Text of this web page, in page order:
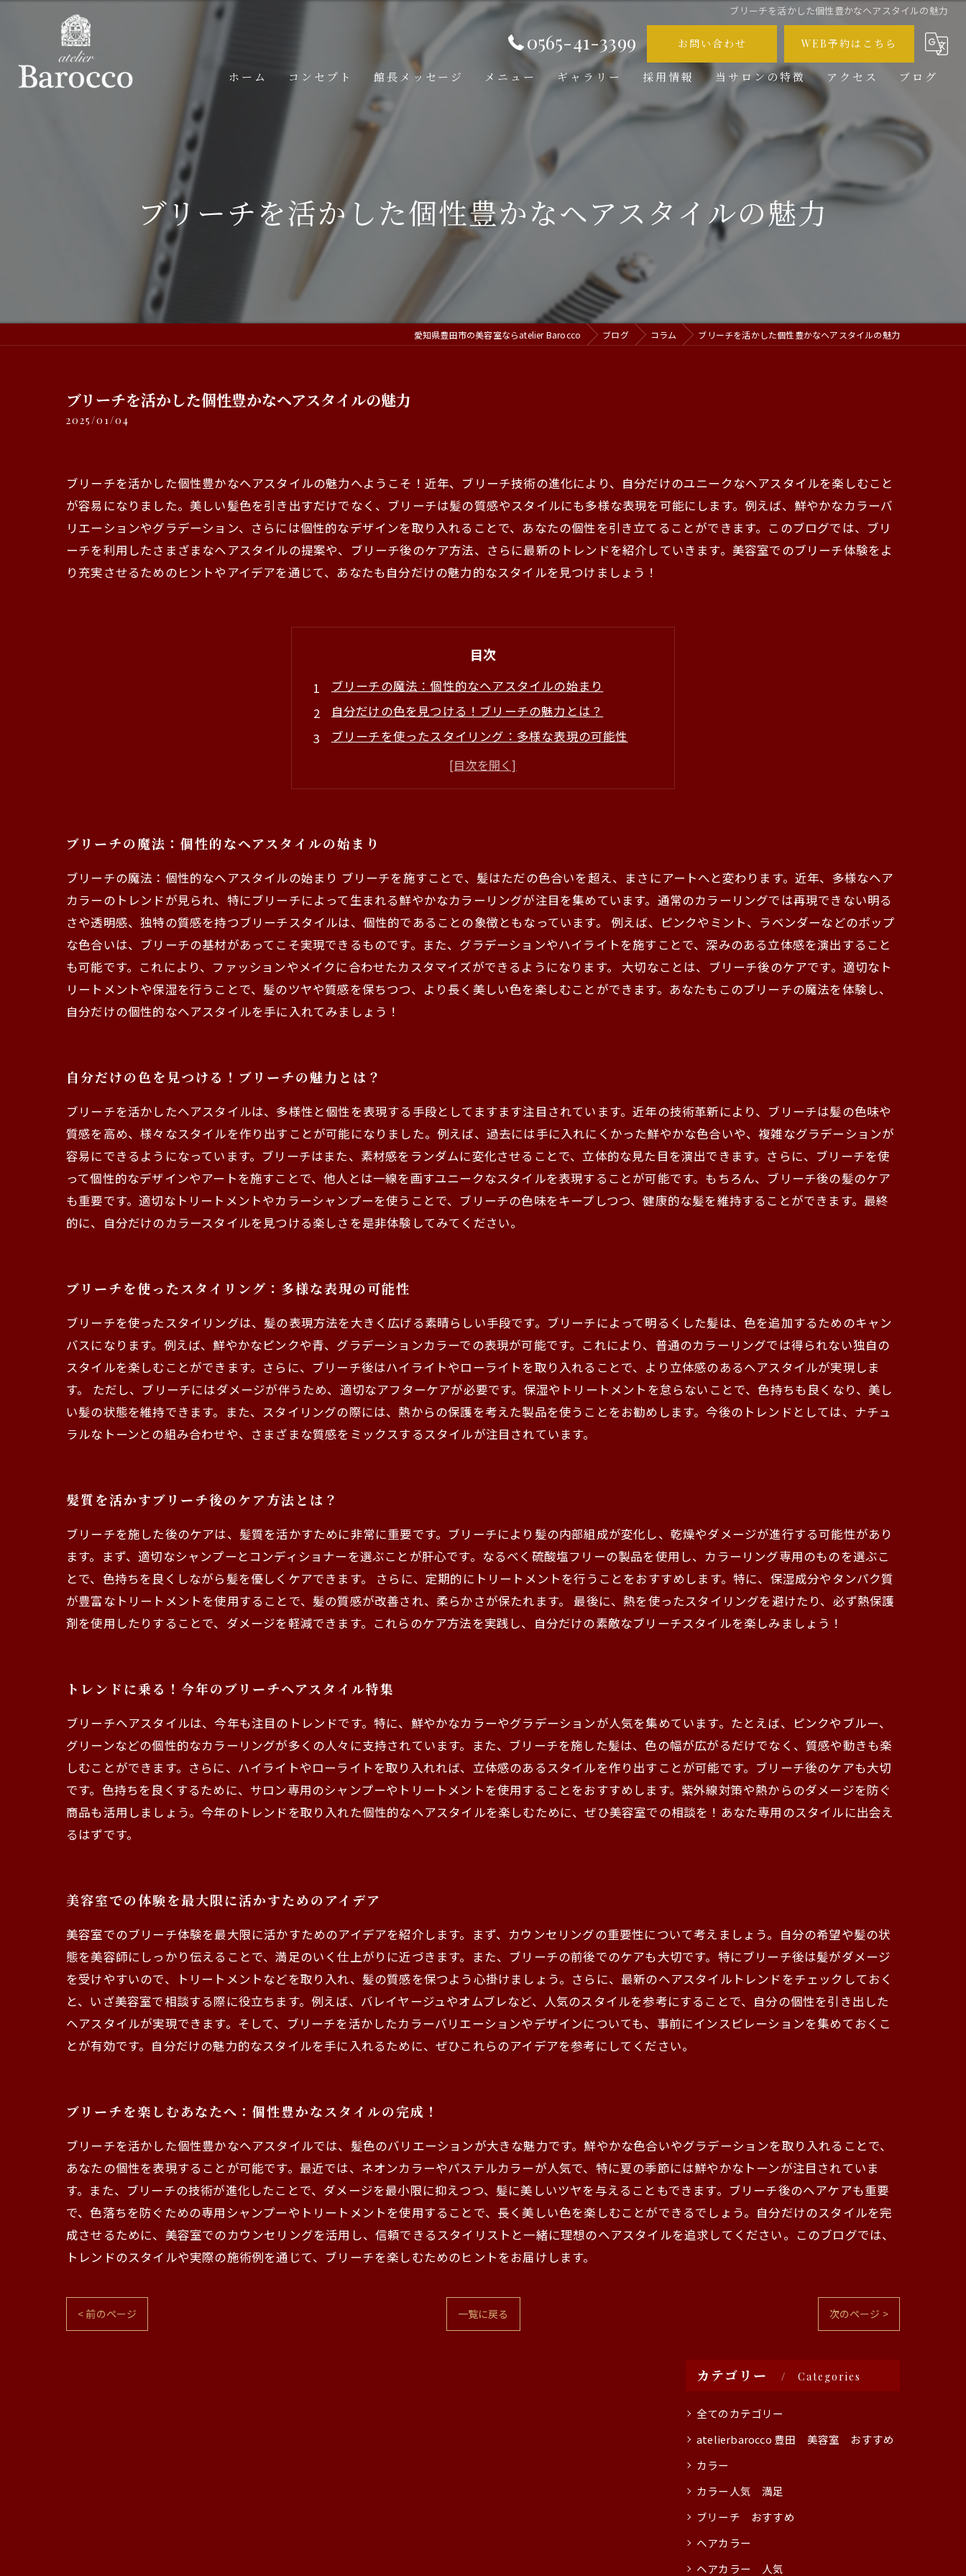
ブリーチを活かした個性豊かなヘアスタイルの魅力
0565-41-3399 お問い合わせ WEB予約はこちら
ホーム コンセプト 館長メッセージ メニュー ギャラリー 採用情報 当サロンの特徴
メンズ
カット
ブリーチ
アクセス ブログ
コラム
ブリーチを活かした個性豊かなヘアスタイルの魅力
愛知県豊田市の美容室ならatelier Barocco ブログ コラム ブリーチを活かした個性豊かなヘアスタイルの魅力
ブリーチを活かした個性豊かなヘアスタイルの魅力
2025/01/04
ブリーチを活かした個性豊かなヘアスタイルの魅力へようこそ！近年、ブリーチ技術の進化により、自分だけのユニークなヘアスタイルを楽しむこと
が容易になりました。美しい髪色を引き出すだけでなく、ブリーチは髪の質感やスタイルにも多様な表現を可能にします。例えば、鮮やかなカラーバ
リエーションやグラデーション、さらには個性的なデザインを取り入れることで、あなたの個性を引き立てることができます。このブログでは、ブリ
ーチを利用したさまざまなヘアスタイルの提案や、ブリーチ後のケア方法、さらに最新のトレンドを紹介していきます。美容室でのブリーチ体験をよ
り充実させるためのヒントやアイデアを通じて、あなたも自分だけの魅力的なスタイルを見つけましょう！
目次
ブリーチの魔法：個性的なヘアスタイルの始まり
自分だけの色を見つける！ブリーチの魅力とは？
ブリーチを使ったスタイリング：多様な表現の可能性
髪質を活かすブリーチ後のケア方法とは？
トレンドに乗る！今年のブリーチヘアスタイル特集
ブリーチを楽しむあなたへ：個性豊かなスタイルの完成！
ブリーチの魔法：個性的なヘアスタイルの始まり
ブリーチの魔法：個性的なヘアスタイルの始まり ブリーチを施すことで、髪はただの色合いを超え、まさにアートへと変わります。近年、多様なヘア
カラーのトレンドが見られ、特にブリーチによって生まれる鮮やかなカラーリングが注目を集めています。通常のカラーリングでは再現できない明る
さや透明感、独特の質感を持つブリーチスタイルは、個性的であることの象徴ともなっています。 例えば、ピンクやミント、ラベンダーなどのポップ
な色合いは、ブリーチの基材があってこそ実現できるものです。また、グラデーションやハイライトを施すことで、深みのある立体感を演出すること
も可能です。これにより、ファッションやメイクに合わせたカスタマイズができるようになります。 大切なことは、ブリーチ後のケアです。適切なト
リートメントや保湿を行うことで、髪のツヤや質感を保ちつつ、より長く美しい色を楽しむことができます。あなたもこのブリーチの魔法を体験し、
自分だけの個性的なヘアスタイルを手に入れてみましょう！
自分だけの色を見つける！ブリーチの魅力とは？
ブリーチを活かしたヘアスタイルは、多様性と個性を表現する手段としてますます注目されています。近年の技術革新により、ブリーチは髪の色味や
質感を高め、様々なスタイルを作り出すことが可能になりました。例えば、過去には手に入れにくかった鮮やかな色合いや、複雑なグラデーションが
容易にできるようになっています。ブリーチはまた、素材感をランダムに変化させることで、立体的な見た目を演出できます。さらに、ブリーチを使
って個性的なデザインやアートを施すことで、他人とは一線を画すユニークなスタイルを表現することが可能です。もちろん、ブリーチ後の髪のケア
も重要です。適切なトリートメントやカラーシャンプーを使うことで、ブリーチの色味をキープしつつ、健康的な髪を維持することができます。最終
的に、自分だけのカラースタイルを見つける楽しさを是非体験してみてください。
ブリーチを使ったスタイリング：多様な表現の可能性
ブリーチを使ったスタイリングは、髪の表現方法を大きく広げる素晴らしい手段です。ブリーチによって明るくした髪は、色を追加するためのキャン
バスになります。例えば、鮮やかなピンクや青、グラデーションカラーでの表現が可能です。これにより、普通のカラーリングでは得られない独自の
スタイルを楽しむことができます。さらに、ブリーチ後はハイライトやローライトを取り入れることで、より立体感のあるヘアスタイルが実現しま
す。 ただし、ブリーチにはダメージが伴うため、適切なアフターケアが必要です。保湿やトリートメントを怠らないことで、色持ちも良くなり、美し
い髪の状態を維持できます。また、スタイリングの際には、熱からの保護を考えた製品を使うことをお勧めします。今後のトレンドとしては、ナチュ
ラルなトーンとの組み合わせや、さまざまな質感をミックスするスタイルが注目されています。
髪質を活かすブリーチ後のケア方法とは？
ブリーチを施した後のケアは、髪質を活かすために非常に重要です。ブリーチにより髪の内部組成が変化し、乾燥やダメージが進行する可能性があり
ます。まず、適切なシャンプーとコンディショナーを選ぶことが肝心です。なるべく硫酸塩フリーの製品を使用し、カラーリング専用のものを選ぶこ
とで、色持ちを良くしながら髪を優しくケアできます。 さらに、定期的にトリートメントを行うことをおすすめします。特に、保湿成分やタンパク質
が豊富なトリートメントを使用することで、髪の質感が改善され、柔らかさが保たれます。 最後に、熱を使ったスタイリングを避けたり、必ず熱保護
剤を使用したりすることで、ダメージを軽減できます。これらのケア方法を実践し、自分だけの素敵なブリーチスタイルを楽しみましょう！
トレンドに乗る！今年のブリーチヘアスタイル特集
ブリーチヘアスタイルは、今年も注目のトレンドです。特に、鮮やかなカラーやグラデーションが人気を集めています。たとえば、ピンクやブルー、
グリーンなどの個性的なカラーリングが多くの人々に支持されています。また、ブリーチを施した髪は、色の幅が広がるだけでなく、質感や動きも楽
しむことができます。さらに、ハイライトやローライトを取り入れれば、立体感のあるスタイルを作り出すことが可能です。ブリーチ後のケアも大切
です。色持ちを良くするために、サロン専用のシャンプーやトリートメントを使用することをおすすめします。紫外線対策や熱からのダメージを防ぐ
商品も活用しましょう。今年のトレンドを取り入れた個性的なヘアスタイルを楽しむために、ぜひ美容室での相談を！あなた専用のスタイルに出会え
るはずです。
美容室での体験を最大限に活かすためのアイデア
美容室でのブリーチ体験を最大限に活かすためのアイデアを紹介します。まず、カウンセリングの重要性について考えましょう。自分の希望や髪の状
態を美容師にしっかり伝えることで、満足のいく仕上がりに近づきます。また、ブリーチの前後でのケアも大切です。特にブリーチ後は髪がダメージ
を受けやすいので、トリートメントなどを取り入れ、髪の質感を保つよう心掛けましょう。さらに、最新のヘアスタイルトレンドをチェックしておく
と、いざ美容室で相談する際に役立ちます。例えば、バレイヤージュやオムブレなど、人気のスタイルを参考にすることで、自分の個性を引き出した
ヘアスタイルが実現できます。そして、ブリーチを活かしたカラーバリエーションやデザインについても、事前にインスピレーションを集めておくこ
とが有効です。自分だけの魅力的なスタイルを手に入れるために、ぜひこれらのアイデアを参考にしてください。
ブリーチを楽しむあなたへ：個性豊かなスタイルの完成！
ブリーチを活かした個性豊かなヘアスタイルでは、髪色のバリエーションが大きな魅力です。鮮やかな色合いやグラデーションを取り入れることで、
あなたの個性を表現することが可能です。最近では、ネオンカラーやパステルカラーが人気で、特に夏の季節には鮮やかなトーンが注目されていま
す。また、ブリーチの技術が進化したことで、ダメージを最小限に抑えつつ、髪に美しいツヤを与えることもできます。ブリーチ後のヘアケアも重要
で、色落ちを防ぐための専用シャンプーやトリートメントを使用することで、長く美しい色を楽しむことができるでしょう。自分だけのスタイルを完
成させるために、美容室でのカウンセリングを活用し、信頼できるスタイリストと一緒に理想のヘアスタイルを追求してください。このブログでは、
トレンドのスタイルや実際の施術例を通じて、ブリーチを楽しむためのヒントをお届けします。
< 前のページ 一覧に戻る 次のページ >
カテゴリー Categories
全てのカテゴリー
atelierbarocco 豊田 美容室 おすすめ
カラー
カラー人気 満足
ブリーチ おすすめ
ヘアカラー
ヘアカラー 人気